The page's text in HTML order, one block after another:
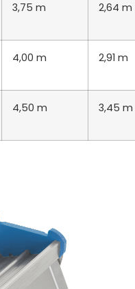
3,75 m 2,64 m
4,00 m 2,91 m
4,50 m 3,45 m